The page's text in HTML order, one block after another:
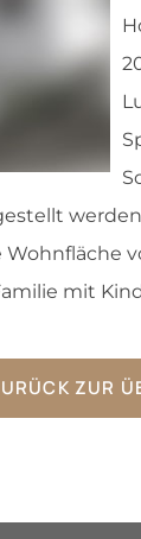
mit
ZUR